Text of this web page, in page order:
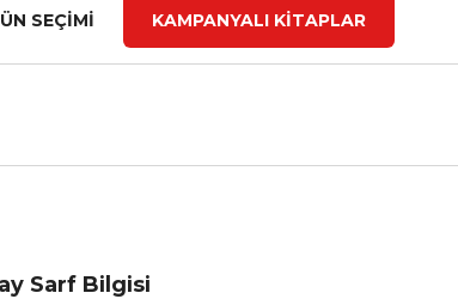
SEÇİMİ KAMPANYALI KİTAPLAR
Sarf Bilgisi